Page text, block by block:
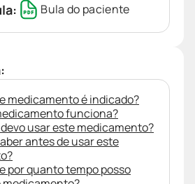
Bula do paciente
medicamento é indicado?
funciona?
usar este medicamento?
antes de usar este
por quanto tempo posso